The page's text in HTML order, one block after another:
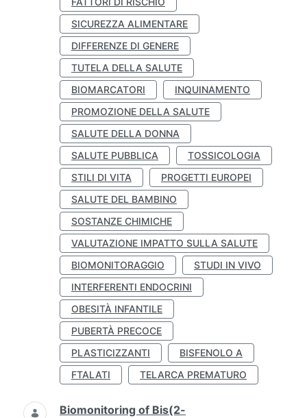
SICUREZZA ALIMENTARE
DIFFERENZE DI GENERE
TUTELA DELLA SALUTE
BIOMARCATORI
INQUINAMENTO
PROMOZIONE DELLA SALUTE
SALUTE DELLA DONNA
SALUTE PUBBLICA
TOSSICOLOGIA
STILI DI VITA
PROGETTI EUROPEI
SALUTE DEL BAMBINO
SOSTANZE CHIMICHE
VALUTAZIONE IMPATTO SULLA SALUTE
BIOMONITORAGGIO
STUDI IN VIVO
INTERFERENTI ENDOCRINI
OBESITÀ INFANTILE
PUBERTÀ PRECOCE
PLASTICIZZANTI
BISFENOLO A
FTALATI
TELARCA PREMATURO
Biomonitoring of Bis(2-